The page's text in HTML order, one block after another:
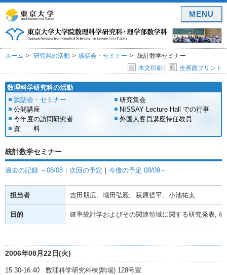
ホーム 研究科の活動 談話会・セミナー
統計数学セミナー
本文印刷 | 全画面プリント
数理科学研究科の活動
談話会・セミナー
研究集会
公開講座
NISSAY Lecture Hall での行事
今年度の訪問研究者
外国人客員講座特任教員
資 料
統計数学セミナー
過去の記録 ～08/08 ｜ 次回の予定 ｜ 今後の予定 08/09～
担当者 吉田朋広、増田弘毅、荻原哲平、小池祐太
目的 確率統計学およびその関連領域に関する研究発表,
2006年08月22日(火)
15:30-16:40 数理科学研究科棟(駒場) 128号室
MENU